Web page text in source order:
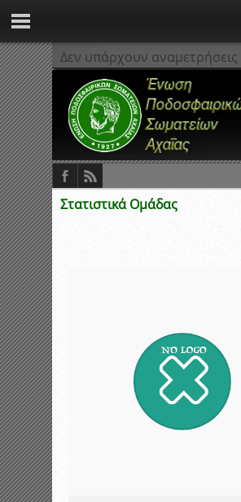
Δεν υπάρχουν αναμετρήσεις
Στατιστικά Ομάδας